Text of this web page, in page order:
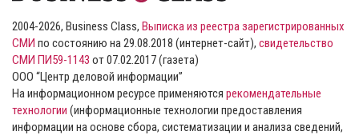
2004-2026, Business Class, Выписка из реестра зарегистрированных
СМИ по состоянию на 29.08.2018 (интернет-сайт), свидетельство
СМИ ПИ59-1143 от 07.02.2017 (газета)
ООО “Центр деловой информации”
На информационном ресурсе применяются рекомендательные
технологии (информационные технологии предоставления
информации на основе сбора, систематизации и анализа сведений,